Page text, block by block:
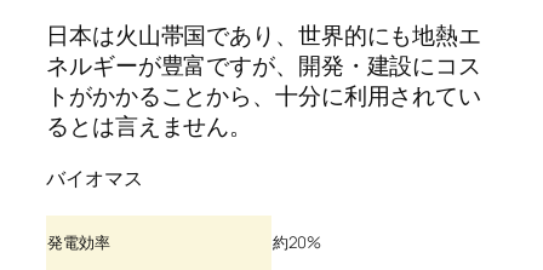
日本は火山帯国であり、世界的にも地熱エ
ネルギーが豊富ですが、開発・建設にコス
トがかかることから、十分に利用されてい
るとは言えません。
バイオマス
発電効率 約20%